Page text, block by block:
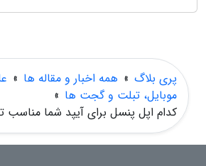
پری بلاگ » همه اخبار و مقاله ها »
موبایل، تبلت و گجت ها »
کدام اپل پنسل برای آیپد شما مناسب